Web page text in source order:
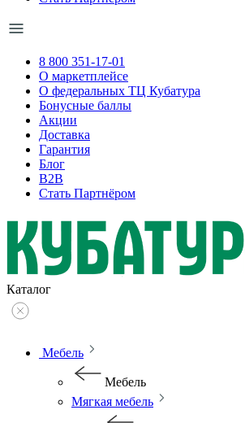
8 800 351-17-01
О маркетплейсе
О федеральных ТЦ Кубатура
Бонусные баллы
Акции
Доставка
Гарантия
Блог
B2B
Стать Партнёром
Каталог
Мебель
Мебель
Мягкая мебель